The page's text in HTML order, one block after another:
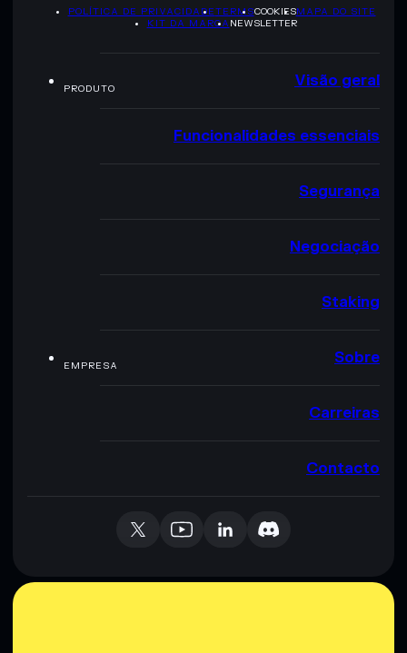
POLÍTICA DE PRIVACIDADETERMSCOOKIESMAPA DO SITE
KIT DA MARCA NEWSLETTER
PRODUTO Visão geral
Funcionalidades essenciais
Segurança
Negociação
Staking
EMPRESA Sobre
Carreiras
Contacto